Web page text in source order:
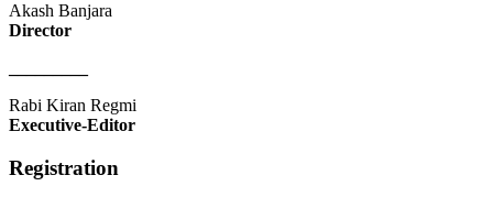
Akash Banjara
Director
Rabi Kiran Regmi
Executive-Editor
Registration